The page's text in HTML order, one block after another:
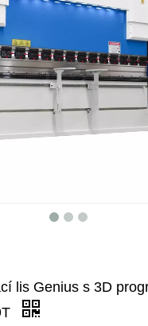
lis Genius s 3D